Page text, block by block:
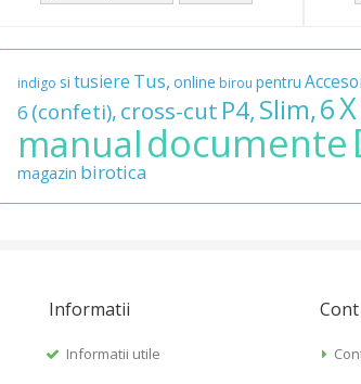
indigo si tusiere Tus, online birou pentru
6 (confeti),cross-cut P4,Slim,6X
manualdocumente
magazin birotica
Informatii
Informatii utile